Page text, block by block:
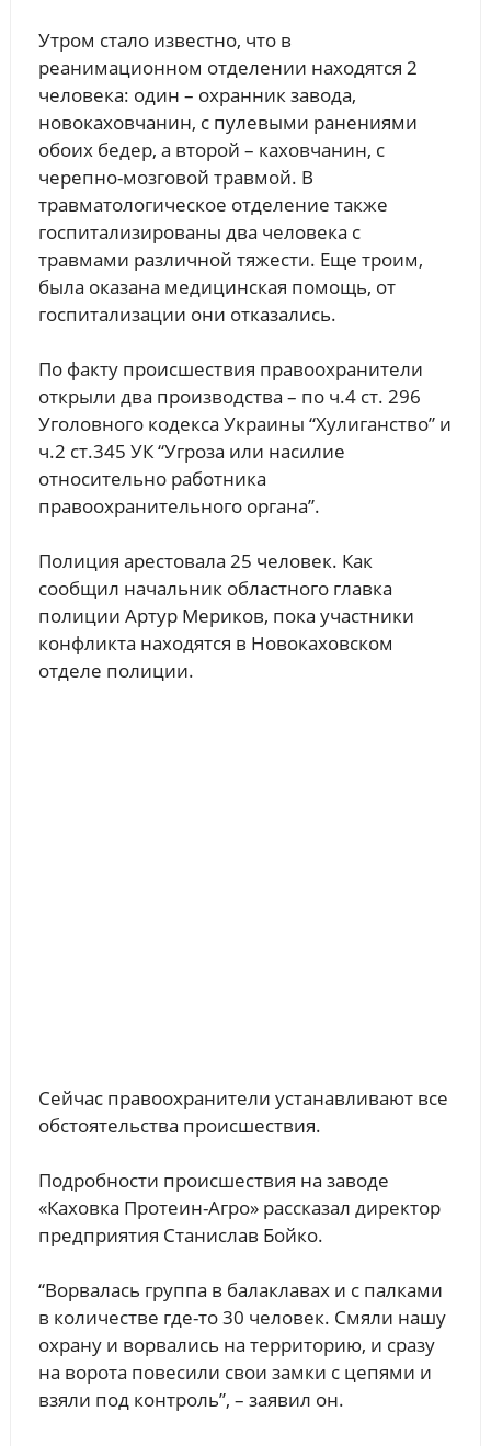
Утром стало известно, что в
реанимационном отделении находятся 2
человека: один – охранник завода,
новокаховчанин, с пулевыми ранениями
обоих бедер, а второй – каховчанин, с
черепно-мозговой травмой. В
травматологическое отделение также
госпитализированы два человека с
травмами различной тяжести. Еще троим,
была оказана медицинская помощь, от
госпитализации они отказались.
По факту происшествия правоохранители
открыли два производства – по ч.4 ст. 296
Уголовного кодекса Украины “Хулиганство” и
ч.2 ст.345 УК “Угроза или насилие
относительно работника
правоохранительного органа”.
Полиция арестовала 25 человек. Как
сообщил начальник областного главка
полиции Артур Мериков, пока участники
конфликта находятся в Новокаховском
отделе полиции.
Сейчас правоохранители устанавливают все
обстоятельства происшествия.
Подробности происшествия на заводе
«Каховка Протеин-Агро» рассказал директор
предприятия Станислав Бойко.
“Ворвалась группа в балаклавах и с палками
в количестве где-то 30 человек. Смяли нашу
охрану и ворвались на территорию, и сразу
на ворота повесили свои замки с цепями и
взяли под контроль”, – заявил он.